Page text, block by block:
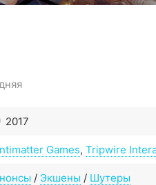
2017
Games, Tripwire
/ Экшены / Шутеры